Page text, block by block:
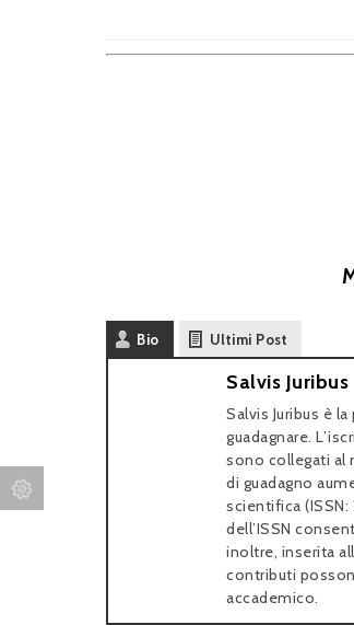
Bio Ultimi Post
Salvis Juribus
Salvis Juribus è
guadagnare.
sono collegati al
di guadagno
scientifica
dell’ISSN
inoltre, inserita
contributi
accademico.